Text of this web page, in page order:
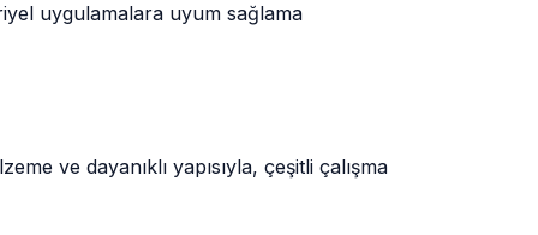
uygulamalara uyum sağlama
ve dayanıklı yapısıyla, çeşitli çalışma